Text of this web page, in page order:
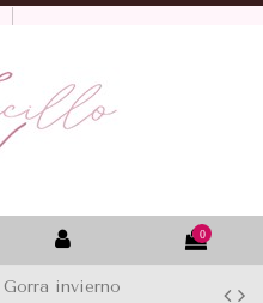
0
Gorra invierno